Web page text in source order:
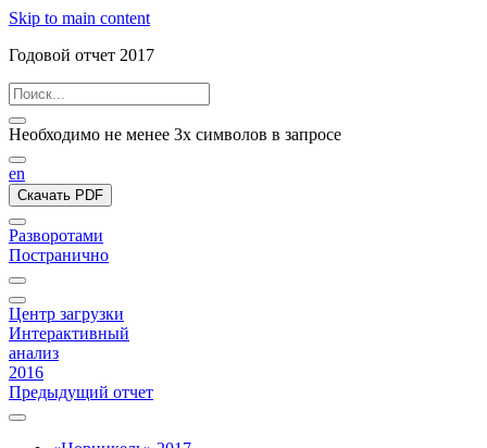
Skip to main content
Годовой отчет 2017
Необходимо не менее 3х символов в запросе
en
Скачать PDF
Разворотами
Постранично
Центр загрузки
Интерактивный
анализ
2016
Предыдущий отчет